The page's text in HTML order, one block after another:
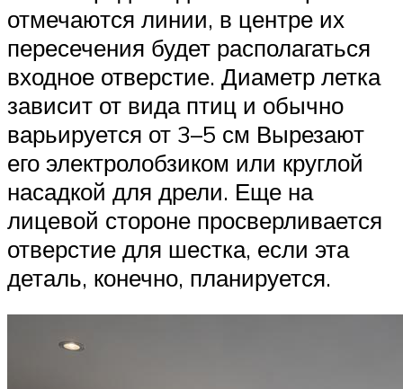
отмечаются линии, в центре их
пересечения будет располагаться
входное отверстие. Диаметр летка
зависит от вида птиц и обычно
варьируется от 3–5 см Вырезают
его электролобзиком или круглой
насадкой для дрели. Еще на
лицевой стороне просверливается
отверстие для шестка, если эта
деталь, конечно, планируется.